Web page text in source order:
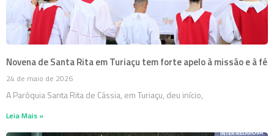
Novena de Santa Rita em Turiaçu tem forte apelo à missão e à fé
24 de maio de 2026
A Paróquia Santa Rita de Cássia, em Turiaçu, deu início,
Leia Mais »